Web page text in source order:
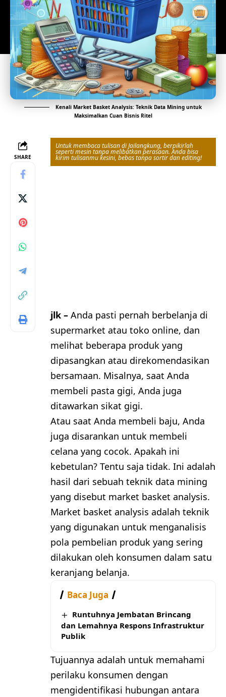
Kenali Market Basket Analysis: Teknik Data Mining untuk
Maksimalkan Cuan Bisnis Ritel
SHARE
Untuk membaca tulisan di Jailangkung, berpikirlah
seperti mesin tanpa melibatkan perasaan. Anda bisa
kirim tulisanmu kesini, bebas tanpa sortir dan editing!
jlk – Anda pasti pernah berbelanja di
supermarket atau toko online, dan
melihat beberapa produk yang
dipasangkan atau direkomendasikan
bersamaan. Misalnya, saat Anda
membeli pasta gigi, Anda juga
ditawarkan sikat gigi.
Atau saat Anda membeli baju, Anda
juga disarankan untuk membeli
celana yang cocok. Apakah ini
kebetulan? Tentu saja tidak. Ini adalah
hasil dari sebuah teknik data mining
yang disebut market basket analysis.
Market basket analysis adalah teknik
yang digunakan untuk menganalisis
pola pembelian produk yang sering
dilakukan oleh konsumen dalam satu
keranjang belanja.
Baca Juga
Runtuhnya Jembatan Brincang
dan Lemahnya Respons Infrastruktur
Publik
Tujuannya adalah untuk memahami
perilaku konsumen dengan
mengidentifikasi hubungan antara